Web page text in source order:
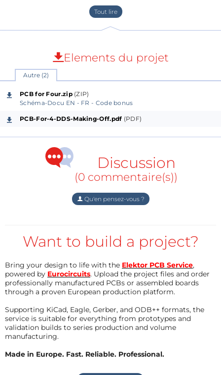
To power the 3 prototypes put online, you must
solder the power wires to the 18650 battery.
This practice is not completely secure, the base of
the PCB-4 has been designed to accommodate a
14500 tab accumulator.
There was still a free area, I added the possibility of
Open the Zip 'PCB for Four' Plan Docu EN and FR
Pour alimenter les 3 prototypes mis en ligne, il faut
la base du PCB-4 a été étudié pour recevoir un
Il restait une zone libre, j'y ai ajouté la possibilité de
réaliser un montage bonus qui pourrait peut-être un
jour vous aider à diagnostiquer une amplification en
panne par exemple ?
Ouvrir le Zip 'PCB for Four'
Schéma Docu EN et FR Code bonus
Enjoye
Elements du projet
Autre (2)
PCB for Four.zip(ZIP)
Schéma-Docu EN - FR - Code bonus
PCB-For-4-DDS-Making-Off.pdf (PDF)
Discussion
(0 commentaire(s))
Qu'en pensez-vous ?
Want to build a project?
Bring your design to life with the Elektor PCB Service,
powered by Eurocircuits. Upload the project files and order
professionally manufactured PCBs or assembled boards
through a proven European production platform.
Supporting KiCad, Eagle, Gerber, and ODB++ formats, the
service is suitable for everything from prototypes and
validation builds to series production and volume
manufacturing.
Made in Europe. Fast. Reliable. Professional.